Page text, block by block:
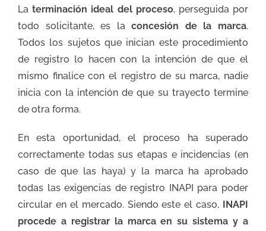
Laterminación ideal del proceso, perseguida por
todo solicitante, es laconcesión de la marca.
Todos los sujetos que inician este procedimiento
de registro lo hacen con la intención de que el
mismo finalice con el registro de su marca, nadie
inicia con la intención de que su trayecto termine
de otra forma.
En esta oportunidad, el proceso ha superado
correctamente todas sus etapas e incidencias (en
caso de que las haya) y la marca ha aprobado
todas las exigencias de registro INAPI para poder
circular en el mercado. Siendo este el caso, INAPI
procede a registrar la marca en su sistema y a